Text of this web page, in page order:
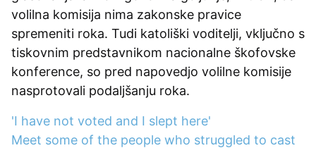
volilna komisija nima zakonske pravice
spremeniti roka. Tudi katoliški voditelji, vključno s
tiskovnim predstavnikom nacionalne škofovske
konference, so pred napovedjo volilne komisije
nasprotovali podaljšanju roka.
'I have not voted and I slept here'
Meet some of the people who struggled to cast